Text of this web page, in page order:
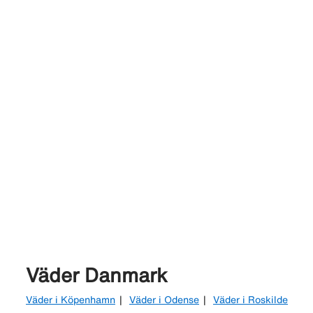
Väder Danmark
Väder i Köpenhamn Väder i Odense Väder i Roskilde